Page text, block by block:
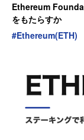
Ethereum
をもたらすか
#Ethereum(ETH)